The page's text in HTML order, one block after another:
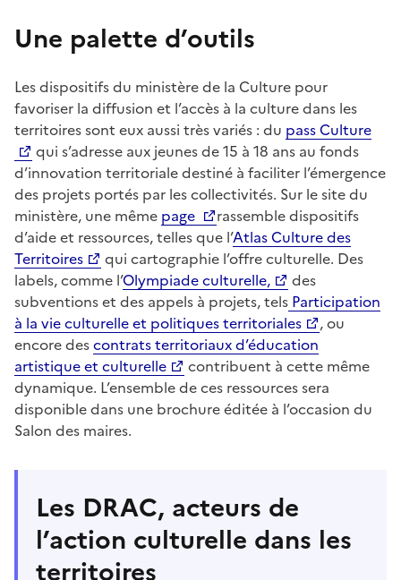
Une palette d’outils
Les dispositifs du ministère de la Culture pour
favoriser la diffusion et l’accès à la culture dans les
territoires sont eux aussi très variés : du pass Culture
qui s’adresse aux jeunes de 15 à 18 ans au fonds
d’innovation territoriale destiné à faciliter l’émergence
des projets portés par les collectivités. Sur le site du
ministère, une même page
rassemble dispositifs
d’aide et ressources, telles que l’Atlas Culture des
Territoires
qui cartographie l’offre culturelle. Des
labels, comme l’Olympiade culturelle,
des
subventions et des appels à projets, tels Participation
à la vie culturelle et politiques territoriales
, ou
encore descontrats territoriaux d’éducation
artistique et culturelle
contribuent à cette même
dynamique. L’ensemble de ces ressources sera
disponible dans une brochure éditée à l’occasion du
Salon des maires.
Les DRAC, acteurs de
l’action culturelle dans les
territoires